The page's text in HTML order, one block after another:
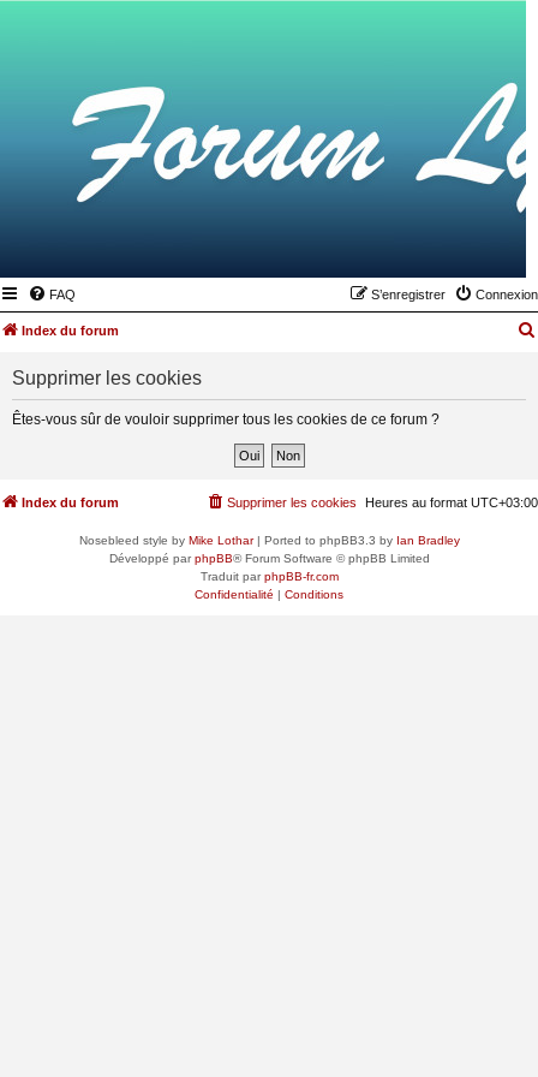
FAQ Connexion
S’enregistrer
Index du forum
Supprimer les cookies
Êtes-vous sûr de vouloir supprimer tous les cookies de ce forum ?
Index du forum Heures au format UTC+03:00
Supprimer les cookies
Nosebleed style by Mike Lothar| Ported to phpBB3.3 by Ian Bradley
Développé parphpBB® Forum Software © phpBB Limited
Traduit parphpBB-fr.com
Confidentialité | Conditions